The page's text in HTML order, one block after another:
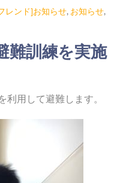
レンド]お知らせ, お知らせ,
訓練を実施
用して避難します。